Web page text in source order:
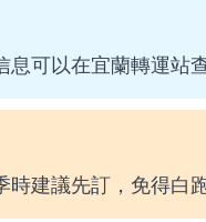
可以在宜蘭轉運站
建議先訂，免得白跑